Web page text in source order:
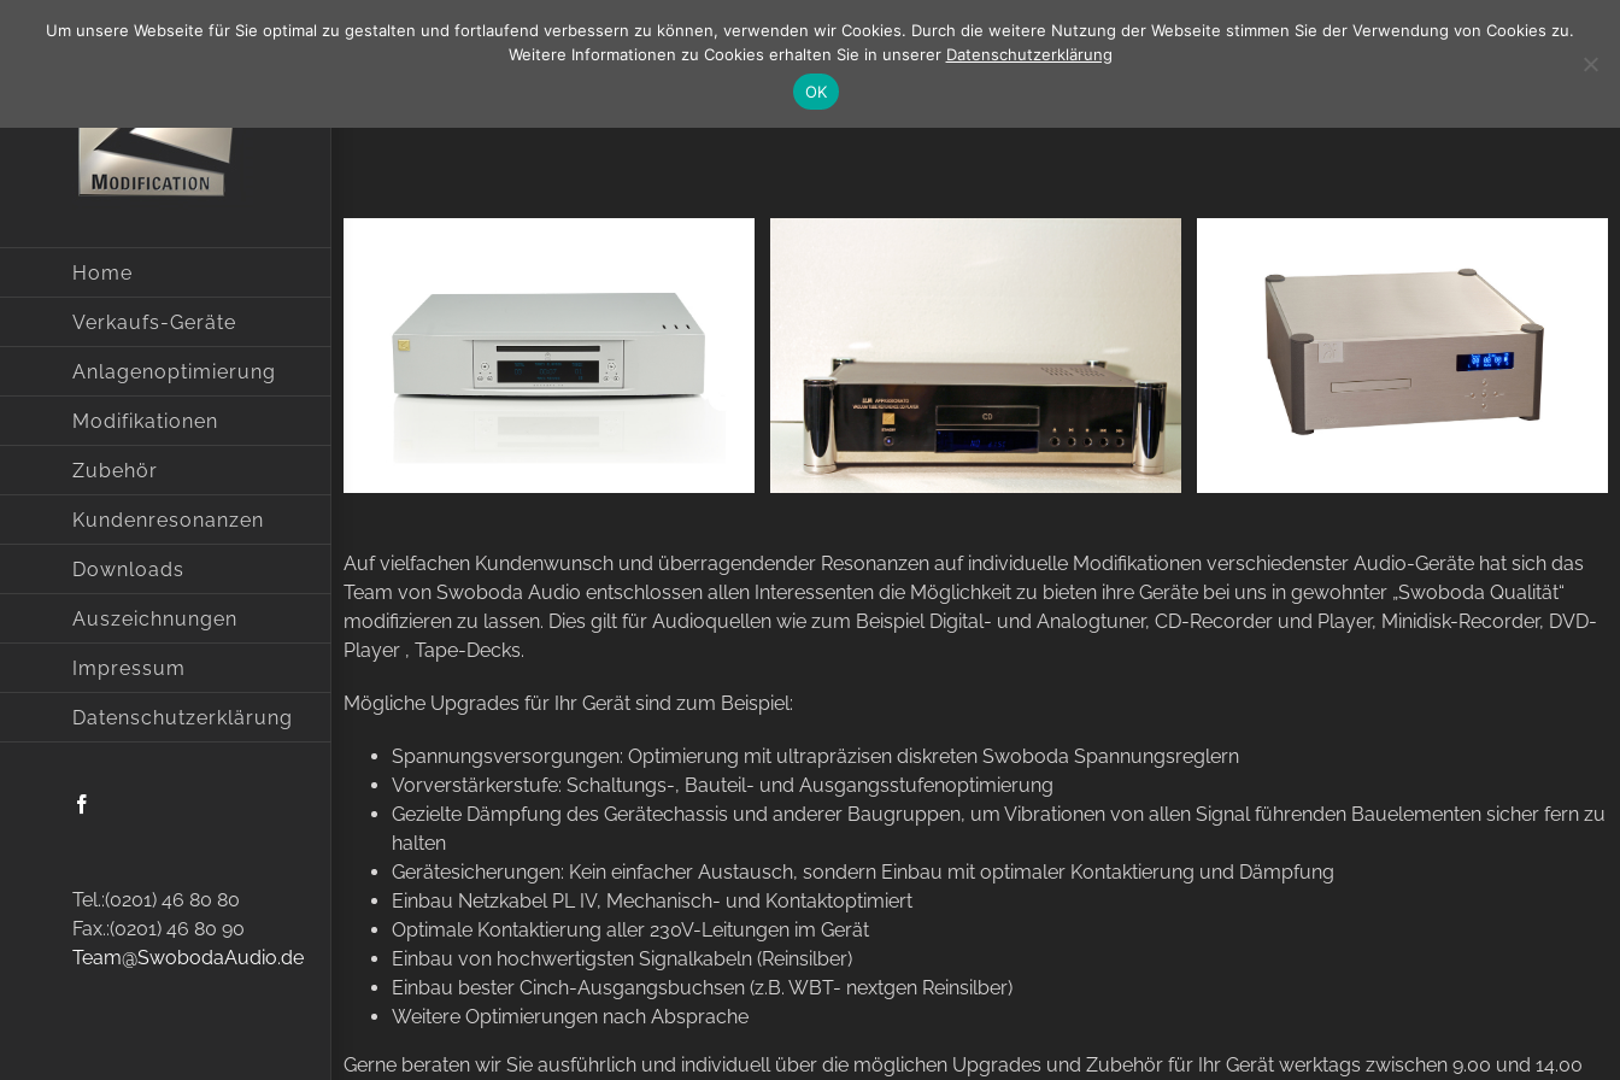
Home
Verkaufs-Geräte
Anlagenoptimierung
Modifikationen
Zubehör
Kundenresonanzen
Downloads
Auszeichnungen
Impressum
Datenschutzerklärung
Tel.:(0201) 46 80 80
Fax.:(0201) 46 80 90
Team@SwobodaAudio.de
Andere Marken
Auf vielfachen Kundenwunsch und überragendender Resonanzen auf individuelle Modifikationen verschiedenster Audio-Geräte hat sich das
Team von Swoboda Audio entschlossen allen Interessenten die Möglichkeit zu bieten ihre Geräte bei uns in gewohnter „Swoboda Qualität“
modifizieren zu lassen. Dies gilt für Audioquellen wie zum Beispiel Digital- und Analogtuner, CD-Recorder und Player, Minidisk-Recorder, DVD-
Player , Tape-Decks.
Mögliche Upgrades für Ihr Gerät sind zum Beispiel:
Spannungsversorgungen: Optimierung mit ultrapräzisen diskreten Swoboda Spannungsreglern
Vorverstärkerstufe: Schaltungs-, Bauteil- und Ausgangsstufenoptimierung
Gezielte Dämpfung des Gerätechassis und anderer Baugruppen, um Vibrationen von allen Signal führenden Bauelementen sicher fern zu
halten
Gerätesicherungen: Kein einfacher Austausch, sondern Einbau mit optimaler Kontaktierung und Dämpfung
Einbau Netzkabel PL IV, Mechanisch- und Kontaktoptimiert
Optimale Kontaktierung aller 230V-Leitungen im Gerät
Einbau von hochwertigsten Signalkabeln (Reinsilber)
Einbau bester Cinch-Ausgangsbuchsen (z.B. WBT- nextgen Reinsilber)
Weitere Optimierungen nach Absprache
Gerne beraten wir Sie ausführlich und individuell über die möglichen Upgrades und Zubehör für Ihr Gerät werktags zwischen 9.00 und 14.00
Um unsere Webseite für Sie optimal zu gestalten und fortlaufend verbessern zu können, verwenden wir Cookies. Durch die weitere Nutzung der Webseite stimmen Sie der Verwendung von Cookies zu.
Weitere Informationen zu Cookies erhalten Sie in unserer Datenschutzerklärung
OK